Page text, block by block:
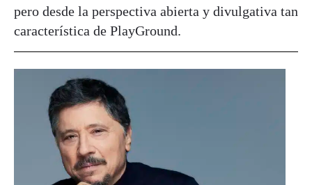
pero desde la perspectiva abierta y divulgativa tan
característica de PlayGround.